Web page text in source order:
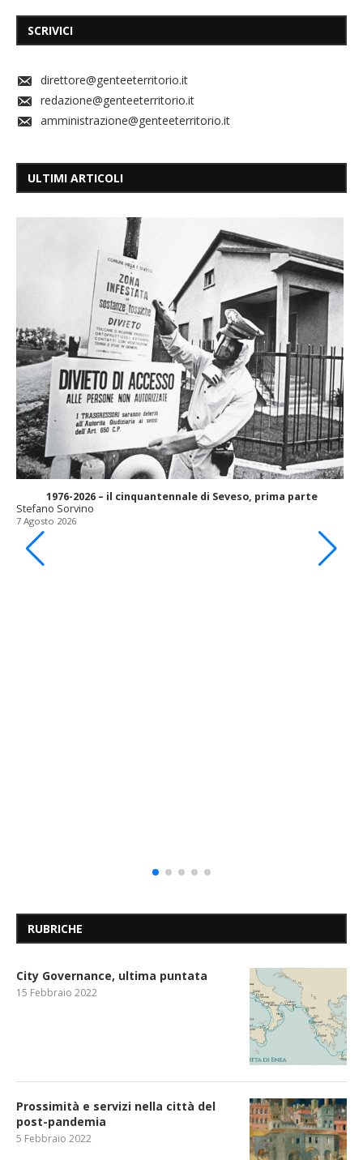
SCRIVICI
direttore@genteeterritorio.it
redazione@genteeterritorio.it
amministrazione@genteeterritorio.it
ULTIMI ARTICOLI
1976-2026 – il cinquantennale di Seveso, prima parte
Stefano Sorvino
7 Agosto 2026
RUBRICHE
City Governance, ultima puntata
15 Febbraio 2022
Prossimità e servizi nella città del
post-pandemia
5 Febbraio 2022